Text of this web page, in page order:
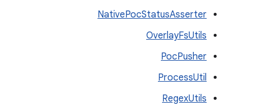
NativePocStatusAsserter
OverlayFsUtils
PocPusher
ProcessUtil
RegexUtils